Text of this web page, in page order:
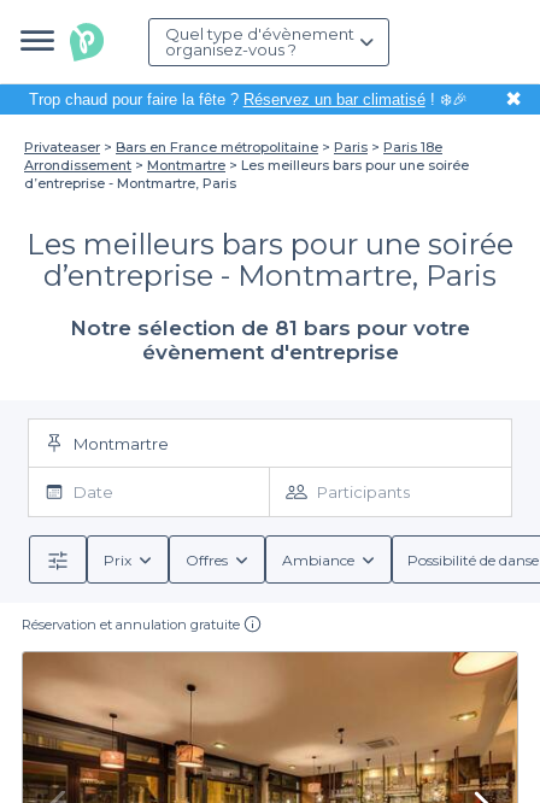
Quel type d'évènement
organisez-vous ?
Trop chaud pour faire la fête ? Réservez un bar climatisé! ❄️🎉 ✖
Privateaser Bars en France métropolitaine Paris
Paris 18e
Arrondissement
Montmartre
Les meilleurs bars pour une soirée
d’entreprise - Montmartre, Paris
Les meilleurs bars pour une soirée
d’entreprise - Montmartre, Paris
Notre sélection de 81 bars pour votre
évènement d'entreprise
Montmartre
Date Participants
Prix Offres Ambiance Possibilité de
Réservation et annulation gratuite